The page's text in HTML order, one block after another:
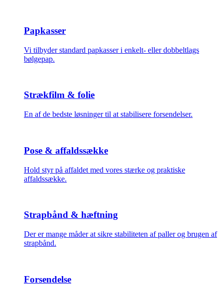
Papkasser
Vi tilbyder standard papkasser i enkelt- eller dobbeltlags
bølgepap.
Strækfilm & folie
En af de bedste løsninger til at stabilisere forsendelser.
Pose & affaldssække
Hold styr på affaldet med vores stærke og praktiske
affaldssække.
Strapbånd & hæftning
Der er mange måder at sikre stabiliteten af paller og brugen af
strapbånd.
Forsendelse